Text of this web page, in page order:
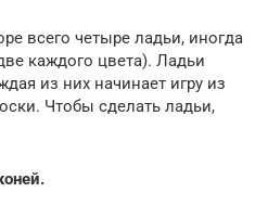
всего четыре ладьи, иногда
каждого цвета). Ладьи
из них начинает игру из
Чтобы сделать ладьи,